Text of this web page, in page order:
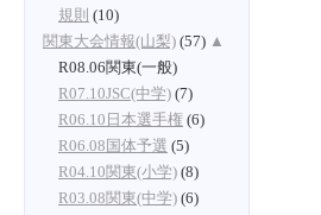
規則 (10)
関東大会情報(山梨) (57) ▲
R08.06関東(一般)
R07.10JSC(中学) (7)
R06.10日本選手権 (6)
R06.08国体予選 (5)
R04.10関東(小学) (8)
R03.08関東(中学) (6)